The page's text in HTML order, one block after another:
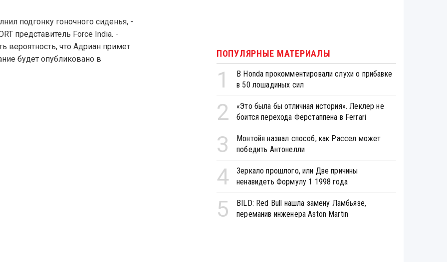
подгонку гоночного сиденья, -
представитель Force India. -
вероятность, что Адриан примет
будет опубликовано в
ПОПУЛЯРНЫЕ МАТЕРИАЛЫ
1
В Honda прокомментировали слухи о прибавке
в 50 лошадиных сил
2
«Это была бы отличная история». Леклер не
боится перехода Ферстаппена в Ferrari
3
Монтойя назвал способ, как Рассел может
победить Антонелли
4
Зеркало прошлого, или Две причины
ненавидеть Формулу 1 1998 года
5
BILD: Red Bull нашла замену Ламбьязе,
переманив инженера Aston Martin